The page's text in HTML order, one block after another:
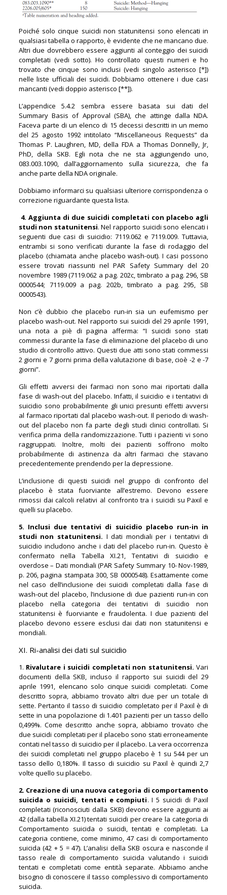
Poiché solo cinque suicidi non statunitensi sono elencati in
qualsiasi tabella o rapporto, è evidente che ne mancano due.
Altri due dovrebbero essere aggiunti al conteggio dei suicidi
completati (vedi sotto). Ho controllato questi numeri e ho
trovato che cinque sono inclusi (vedi singolo asterisco [*])
nelle liste ufficiali dei suicidi. Dobbiamo ottenere i due casi
mancanti (vedi doppio asterisco [**]).
L’appendice 5.4.2 sembra essere basata sui dati del
Summary Basis of Approval (SBA), che attinge dalla NDA.
Faceva parte di un elenco di 15 decessi descritti in un memo
del 25 agosto 1992 intitolato “Miscellaneous Requests” da
Thomas P. Laughren, MD, della FDA a Thomas Donnelly, Jr,
PhD, della SKB. Egli nota che ne sta aggiungendo uno,
083.003.1090, dall’aggiornamento sulla sicurezza, che fa
anche parte della NDA originale.
Dobbiamo informarci su qualsiasi ulteriore corrispondenza o
correzione riguardante questa lista.
4. Aggiunta di due suicidi completati con placebo agli
studi non statunitensi. Nel rapporto suicidi sono elencati i
seguenti due casi di suicidio: 7119.062 e 7119.009. Tuttavia,
entrambi si sono verificati durante la fase di rodaggio del
placebo (chiamata anche placebo wash-out). I casi possono
essere trovati riassunti nel PAR Safety Summary del 20
novembre 1989 (7119.062 a pag. 202c, timbrato a pag. 296, SB
0000544; 7119.009 a pag. 202b, timbrato a pag. 295, SB
0000543).
Non c’è dubbio che placebo run-in sia un eufemismo per
placebo wash-out. Nel rapporto sui suicidi del 29 aprile 1991,
una nota a piè di pagina afferma: “I suicidi sono stati
commessi durante la fase di eliminazione del placebo di uno
studio di controllo attivo. Questi due atti sono stati commessi
2 giorni e 7 giorni prima della valutazione di base, cioè -2 e -7
giorni”.
Gli effetti avversi dei farmaci non sono mai riportati dalla
fase di wash-out del placebo. Infatti, il suicidio e i tentativi di
suicidio sono probabilmente gli unici presunti effetti avversi
al farmaco riportati dal placebo wash-out. Il periodo di wash-
out del placebo non fa parte degli studi clinici controllati. Si
verifica prima della randomizzazione. Tutti i pazienti vi sono
raggruppati. Inoltre, molti dei pazienti soffrono molto
probabilmente di astinenza da altri farmaci che stavano
precedentemente prendendo per la depressione.
L’inclusione di questi suicidi nel gruppo di confronto del
placebo è stata fuorviante all’estremo. Devono essere
rimossi dai calcoli relativi al confronto tra i suicidi su Paxil e
quelli su placebo.
5. Inclusi due tentativi di suicidio placebo run-in in
studi non statunitensi. I dati mondiali per i tentativi di
suicidio includono anche i dati del placebo run-in. Questo è
confermato nella Tabella XI.21, Tentativi di suicidio e
overdose – Dati mondiali (PAR Safety Summary 10- Nov-1989,
p. 206, pagina stampata 300, SB 0000548). Esattamente come
nel caso dell’inclusione dei suicidi completati dalla fase di
wash-out del placebo, l’inclusione di due pazienti run-in con
placebo nella categoria dei tentativi di suicidio non
statunitensi è fuorviante e fraudolenta. I due pazienti del
placebo devono essere esclusi dai dati non statunitensi e
mondiali.
XI. Ri-analisi dei dati sul suicidio
1. Rivalutare i suicidi completati non statunitensi. Vari
documenti della SKB, incluso il rapporto sui suicidi del 29
aprile 1991, elencano solo cinque suicidi completati. Come
descritto sopra, abbiamo trovato altri due per un totale di
sette. Pertanto il tasso di suicidio completato per il Paxil è di
sette in una popolazione di 1.401 pazienti per un tasso dello
0,499%. Come descritto anche sopra, abbiamo trovato che
due suicidi completati per il placebo sono stati erroneamente
contati nel tasso di suicidio per il placebo. La vera occorrenza
dei suicidi completati nel gruppo placebo è 1 su 544 per un
tasso dello 0,180%. Il tasso di suicidio su Paxil è quindi 2,7
volte quello su placebo.
2. Creazione di una nuova categoria di comportamento
suicida o suicidi, tentati e compiuti. I 5 suicidi di Paxil
completati (riconosciuti dalla SKB) devono essere aggiunti ai
42 (dalla tabella XI.21) tentati suicidi per creare la categoria di
Comportamento suicida o suicidi, tentati e completati. La
categoria contiene, come minimo, 47 casi di comportamento
suicida (42 + 5 = 47). L’analisi della SKB oscura e nasconde il
tasso reale di comportamento suicida valutando i suicidi
tentati e completati come entità separate. Abbiamo anche
bisogno di conoscere il tasso complessivo di comportamento
suicida.